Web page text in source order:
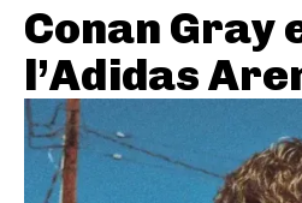
Conan Gray
l’Adidas